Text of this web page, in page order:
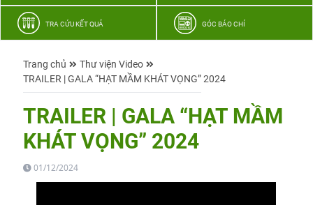
TRA CỨU KẾT QUẢ GÓC BÁO CHÍ
Trang chủ
Thư viện Video
TRAILER | GALA “HẠT MẦM KHÁT VỌNG” 2024
TRAILER | GALA “HẠT MẦM
KHÁT VỌNG” 2024
01/12/2024